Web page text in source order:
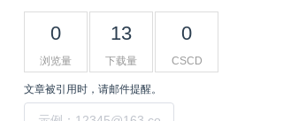
0
浏览量
13
下载量
0
CSCD
文章被引用时，请邮件提醒。